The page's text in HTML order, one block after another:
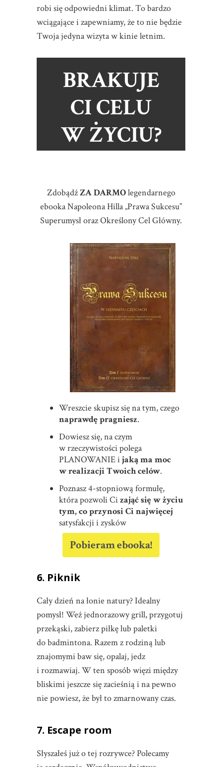
robi się odpowiedni klimat. To bardzo
wciągające i zapewniamy, że to nie będzie
Twoja jedyna wizyta w kinie letnim.
BRAKUJE
CI CELU
W ŻYCIU?
ZdobądźZA DARMOlegendarnego
ebooka Napoleona Hilla „Prawa Sukcesu”
Superumysł oraz Określony Cel Główny.
Wreszcie skupisz się na tym, czego
naprawdę pragniesz.
Dowiesz się, na czym
w rzeczywistości polega
PLANOWANIE ijaką ma moc
w realizacji Twoich celów.
Poznasz 4-stopniową formułę,
która pozwoli Cizająć się w życiu
tym, co przynosi Ci najwięcej
satysfakcji i zysków
Pobieram ebooka!
6. Piknik
Cały dzień na łonie natury? Idealny
pomysł! Weź jednorazowy grill, przygotuj
przekąski, zabierz piłkę lub paletki
do badmintona. Razem z rodziną lub
znajomymi baw się, opalaj, jedz
i rozmawiaj. W ten sposób więzi między
bliskimi jeszcze się zacieśnią i na pewno
nie powiesz, że był to zmarnowany czas.
7. Escape room
Słyszałeś już o tej rozrywce? Polecamy